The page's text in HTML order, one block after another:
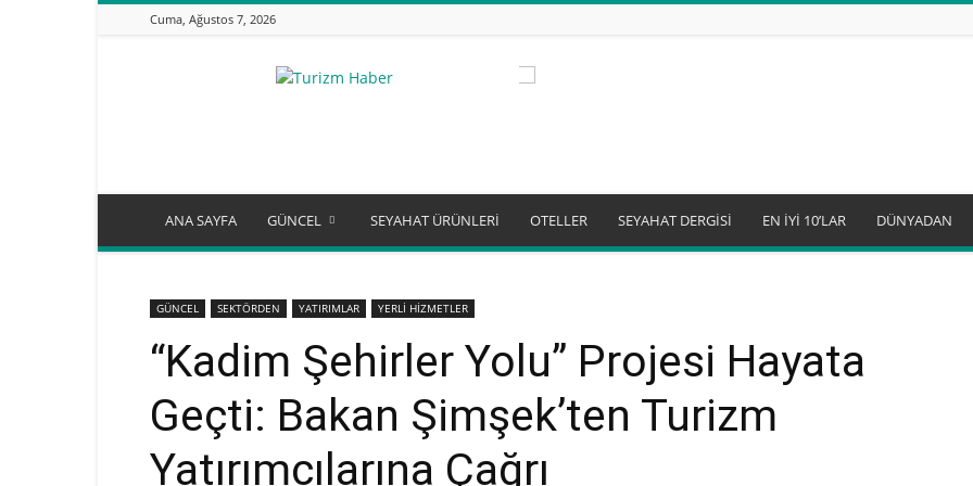
Cuma, Ağustos 7, 2026
Turizm
ANA SAYFA GÜNCEL SEYAHAT ÜRÜNLERİ OTELLER SEYAHAT DERGİSİ EN İYİ 10’LAR DÜNYADAN
GÜNCEL SEKTÖRDEN YATIRIMLAR YERLİ HİZMETLER
“Kadim Şehirler Yolu” Projesi Hayata
Geçti: Bakan Şimşek’ten Turizm
Yatırımcılarına Çağrı